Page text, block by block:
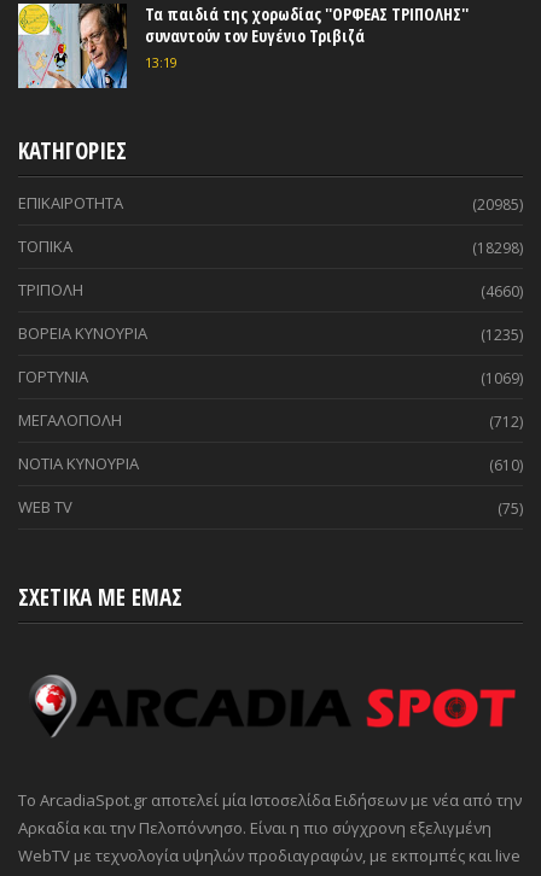
Τα παιδιά της χορωδίας ''ΟΡΦΕΑΣ ΤΡΙΠΟΛΗΣ''
συναντούν τον Ευγένιο Τριβιζά
13:19
ΚΑΤΗΓΟΡΙΕΣ
ΕΠΙΚΑΙΡΟΤΗΤΑ (20985)
ΤΟΠΙΚΑ (18298)
ΤΡΙΠΟΛΗ (4660)
ΒΟΡΕΙΑ ΚΥΝΟΥΡΙΑ (1235)
ΓΟΡΤΥΝΙΑ (1069)
ΜΕΓΑΛΟΠΟΛΗ (712)
ΝΟΤΙΑ ΚΥΝΟΥΡΙΑ (610)
WEB TV (75)
ΣΧΕΤΙΚΑ ΜΕ ΕΜΑΣ
Το ArcadiaSpot.gr αποτελεί μία Ιστοσελίδα Ειδήσεων με νέα από την
Αρκαδία και την Πελοπόννησο. Είναι η πιο σύγχρονη εξελιγμένη
WebTV με τεχνολογία υψηλών προδιαγραφών, με εκπομπές και live